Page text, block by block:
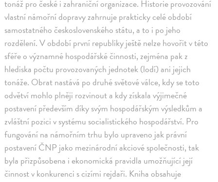
tonáž pro české i zahraniční organizace. Historie provozování
vlastní námořní dopravy zahrnuje prakticky celé období
samostatného československého státu, a to i po jeho
rozdělení. V období první republiky ještě nelze hovořit v této
sféře o významné hospodářské činnosti, zejména pak z
hlediska počtu provozovaných jednotek (lodí) ani jejich
tonáže. Obrat nastává po druhé světové válce, kdy se toto
odvětví mohlo plněji rozvinout a kdy získala výjimečné
postavení především díky svým hospodářským výsledkům a
zvláštní pozici v systému socialistického hospodářství. Pro
fungování na námořním trhu bylo upraveno jak právní
postavení ČNP jako mezinárodní akciové společnosti, tak
byla přizpůsobena i ekonomická pravidla umožňující její
činnost v konkurenci s cizími rejdaři. Kniha obsahuje